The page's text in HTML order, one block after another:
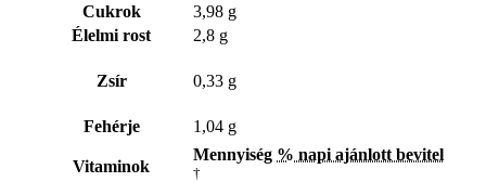
Cukrok
3,98 g
Élelmi rost
2,8 g
Zsír 0,33 g
Fehérje 1,04 g
Vitaminok
Mennyiség % napi ajánlott bevitel
†